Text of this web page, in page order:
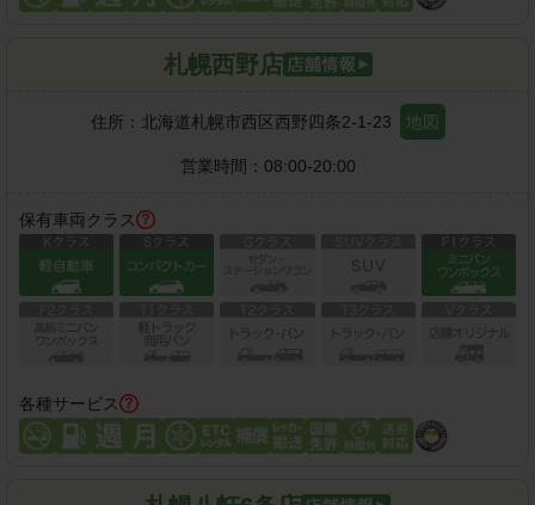
札幌西野店
住所： 北海道札幌市西区西野四条2-1-23 地図
営業時間： 08:00-20:00
保有車両クラス
各種サービス